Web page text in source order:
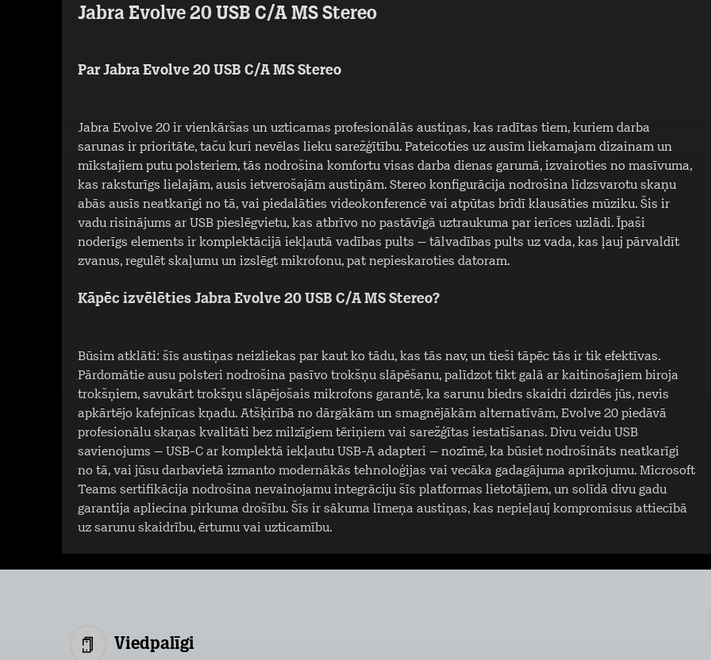
Jabra Evolve 20 USB C/A MS Stereo
Par Jabra Evolve 20 USB C/A MS Stereo
Jabra Evolve 20 ir vienkāršas un uzticamas profesionālās austiņas, kas radītas tiem, kuriem darba
sarunas ir prioritāte, taču kuri nevēlas lieku sarežģītību. Pateicoties uz ausīm liekamajam dizainam un
mīkstajiem putu polsteriem, tās nodrošina komfortu visas darba dienas garumā, izvairoties no masīvuma,
kas raksturīgs lielajām, ausis ietverošajām austiņām. Stereo konfigurācija nodrošina līdzsvarotu skaņu
abās ausīs neatkarīgi no tā, vai piedalāties videokonferencē vai atpūtas brīdī klausāties mūziku. Šis ir
vadu risinājums ar USB pieslēgvietu, kas atbrīvo no pastāvīgā uztraukuma par ierīces uzlādi. Īpaši
noderīgs elements ir komplektācijā iekļautā vadības pults – tālvadības pults uz vada, kas ļauj pārvaldīt
zvanus, regulēt skaļumu un izslēgt mikrofonu, pat nepieskaroties datoram.
Kāpēc izvēlēties Jabra Evolve 20 USB C/A MS Stereo?
Būsim atklāti: šīs austiņas neizliekas par kaut ko tādu, kas tās nav, un tieši tāpēc tās ir tik efektīvas.
Pārdomātie ausu polsteri nodrošina pasīvo trokšņu slāpēšanu, palīdzot tikt galā ar kaitinošajiem biroja
trokšņiem, savukārt trokšņu slāpējošais mikrofons garantē, ka sarunu biedrs skaidri dzirdēs jūs, nevis
apkārtējo kafejnīcas kņadu. Atšķirībā no dārgākām un smagnējākām alternatīvām, Evolve 20 piedāvā
profesionālu skaņas kvalitāti bez milzīgiem tēriņiem vai sarežģītas iestatīšanas. Divu veidu USB
savienojums – USB-C ar komplektā iekļautu USB-A adapteri – nozīmē, ka būsiet nodrošināts neatkarīgi
no tā, vai jūsu darbavietā izmanto modernākās tehnoloģijas vai vecāka gadagājuma aprīkojumu. Microsoft
Teams sertifikācija nodrošina nevainojamu integrāciju šīs platformas lietotājiem, un solīdā divu gadu
garantija apliecina pirkuma drošību. Šīs ir sākuma līmeņa austiņas, kas nepieļauj kompromisus attiecībā
uz sarunu skaidrību, ērtumu vai uzticamību.
Viedpalīgi